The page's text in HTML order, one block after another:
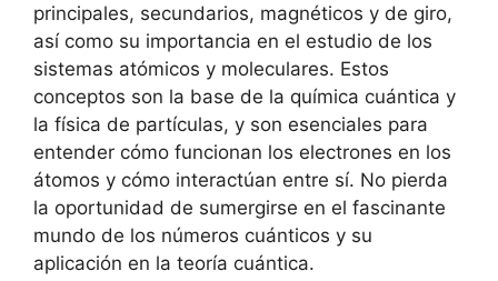
principales, secundarios, magnéticos y de giro,
así como su importancia en el estudio de los
sistemas atómicos y moleculares. Estos
conceptos son la base de la química cuántica y
la física de partículas, y son esenciales para
entender cómo funcionan los electrones en los
átomos y cómo interactúan entre sí. No pierda
la oportunidad de sumergirse en el fascinante
mundo de los números cuánticos y su
aplicación en la teoría cuántica.